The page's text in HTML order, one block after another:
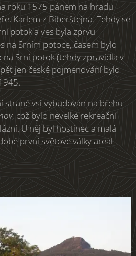
roku 1575 pánem na hradu
Karlem z Biberštejna. Tehdy se
potok a ves byla zprvu
na Srním potoce, časem bylo
Srní potok (tehdy zpravidla v
jen české pojmenování bylo
straně vsi vybudován na břehu
, což bylo nevelké rekreační
U něj byl hostinec a malá
první světové války areál